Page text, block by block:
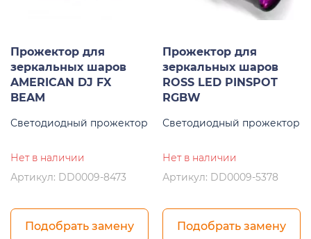
Прожектор для
зеркальных шаров
AMERICAN DJ FX
BEAM
Светодиодный прожектор
Нет в наличии
Артикул: DD0009-8473
Подобрать замену
Прожектор для
зеркальных шаров
ROSS LED PINSPOT
RGBW
Светодиодный прожектор
Нет в наличии
Артикул: DD0009-5378
Подобрать замену